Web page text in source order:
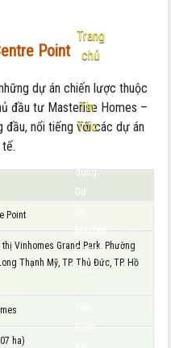
Trang
chủ
-
Tin
Tức
dung:
Dự
Masteri
Centre
Point
Điểm
Point
dự án chiến lược thuộc
đầu tư Masterise Homes –
đầu, nổi tiếng với các dự án
Point
Vinhomes Grand Park, Phường
Thạnh Mỹ, TP. Thủ Đức, TP. Hồ
ha)